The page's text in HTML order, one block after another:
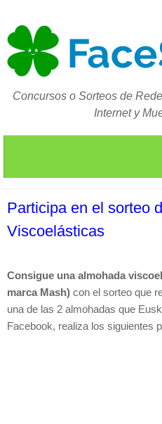
Concursos o Sorteos de
Internet y
Participa en el sorteo
Viscoelásticas
Consigue una almohada
marca Mash) con el sorteo que
una de las 2 almohadas que
Facebook, realiza los siguientes